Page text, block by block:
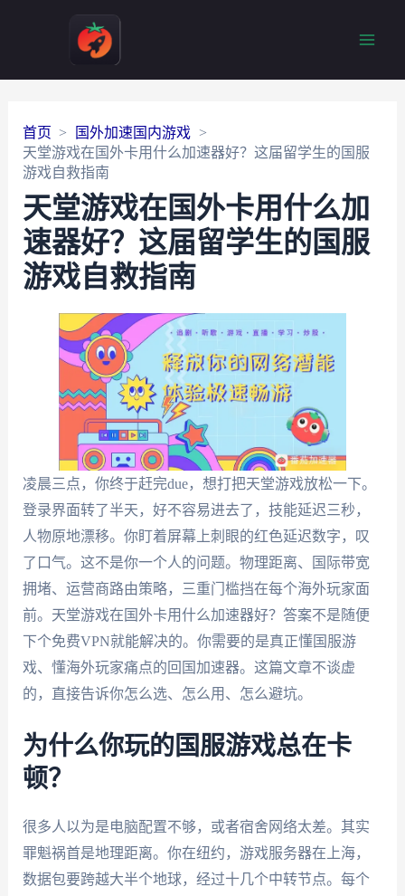
首页
国外加速国内游戏
天堂游戏在国外卡用什么加速器好？这届留学生的国服
游戏自救指南
天堂游戏在国外卡用什么加
速器好？这届留学生的国服
游戏自救指南
凌晨三点，你终于赶完due，想打把天堂游戏放松一下。
登录界面转了半天，好不容易进去了，技能延迟三秒，
人物原地漂移。你盯着屏幕上刺眼的红色延迟数字，叹
了口气。这不是你一个人的问题。物理距离、国际带宽
拥堵、运营商路由策略，三重门槛挡在每个海外玩家面
前。天堂游戏在国外卡用什么加速器好？答案不是随便
下个免费VPN就能解决的。你需要的是真正懂国服游
戏、懂海外玩家痛点的回国加速器。这篇文章不谈虚
的，直接告诉你怎么选、怎么用、怎么避坑。
为什么你玩的国服游戏总在卡
顿？
很多人以为是电脑配置不够，或者宿舍网络太差。其实
罪魁祸首是地理距离。你在纽约，游戏服务器在上海，
数据包要跨越大半个地球，经过十几个中转节点。每个